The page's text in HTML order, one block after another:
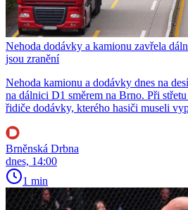
Nehoda dodávky a kamionu zavřela
jsou zranění
Nehoda kamionu a dodávky dnes na
na dálnici D1 směrem na Brno. Při
řidiče dodávky, kterého hasiči museli
Brněnská Drbna
dnes, 14:00
1 min